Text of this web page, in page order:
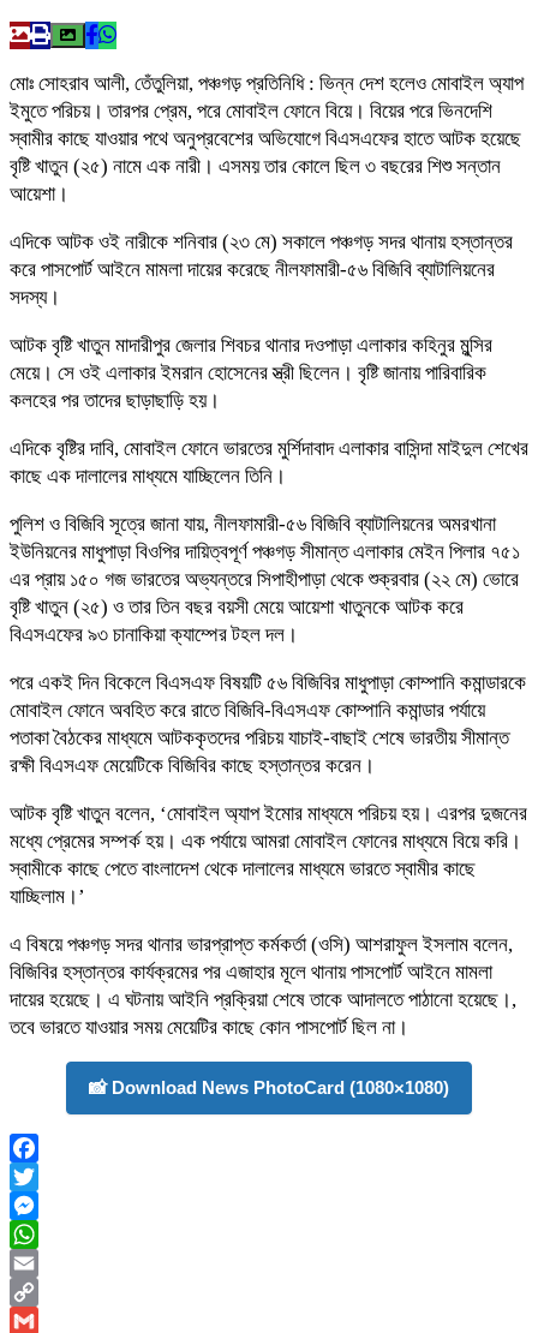
মোঃ সোহরাব আলী, তেঁতুলিয়া, পঞ্চগড় প্রতিনিধি : ভিন্ন দেশ হলেও মোবাইল অ্যাপ
ইমুতে পরিচয়। তারপর প্রেম, পরে মোবাইল ফোনে বিয়ে। বিয়ের পরে ভিনদেশি
স্বামীর কাছে যাওয়ার পথে অনুপ্রবেশের অভিযোগে বিএসএফের হাতে আটক হয়েছে
বৃষ্টি খাতুন (২৫) নামে এক নারী। এসময় তার কোলে ছিল ৩ বছরের শিশু সন্তান
আয়েশা।
এদিকে আটক ওই নারীকে শনিবার (২৩ মে) সকালে পঞ্চগড় সদর থানায় হস্তান্তর
করে পাসপোর্ট আইনে মামলা দায়ের করেছে নীলফামারী-৫৬ বিজিবি ব্যাটালিয়নের
সদস্য।
আটক বৃষ্টি খাতুন মাদারীপুর জেলার শিবচর থানার দওপাড়া এলাকার কহিনুর মুন্সির
মেয়ে। সে ওই এলাকার ইমরান হোসেনের স্ত্রী ছিলেন। বৃষ্টি জানায় পারিবারিক
কলহের পর তাদের ছাড়াছাড়ি হয়।
এদিকে বৃষ্টির দাবি, মোবাইল ফোনে ভারতের মুর্শিদাবাদ এলাকার বাসিন্দা মাইদুল শেখের
কাছে এক দালালের মাধ্যমে যাচ্ছিলেন তিনি।
পুলিশ ও বিজিবি সূত্রে জানা যায়, নীলফামারী-৫৬ বিজিবি ব্যাটালিয়নের অমরখানা
ইউনিয়নের মাধুপাড়া বিওপির দায়িত্বপূর্ণ পঞ্চগড় সীমান্ত এলাকার মেইন পিলার ৭৫১
এর প্রায় ১৫০ গজ ভারতের অভ্যন্তরে সিপাহীপাড়া থেকে শুক্রবার (২২ মে) ভোরে
বৃষ্টি খাতুন (২৫) ও তার তিন বছর বয়সী মেয়ে আয়েশা খাতুনকে আটক করে
বিএসএফের ৯৩ চানাকিয়া ক্যাম্পের টহল দল।
পরে একই দিন বিকেলে বিএসএফ বিষয়টি ৫৬ বিজিবির মাধুপাড়া কোম্পানি কমান্ডারকে
মোবাইল ফোনে অবহিত করে রাতে বিজিবি-বিএসএফ কোম্পানি কমান্ডার পর্যায়ে
পতাকা বৈঠকের মাধ্যমে আটককৃতদের পরিচয় যাচাই-বাছাই শেষে ভারতীয় সীমান্ত
রক্ষী বিএসএফ মেয়েটিকে বিজিবির কাছে হস্তান্তর করেন।
আটক বৃষ্টি খাতুন বলেন, ‘মোবাইল অ্যাপ ইমোর মাধ্যমে পরিচয় হয়। এরপর দুজনের
মধ্যে প্রেমের সম্পর্ক হয়। এক পর্যায়ে আমরা মোবাইল ফোনের মাধ্যমে বিয়ে করি।
স্বামীকে কাছে পেতে বাংলাদেশ থেকে দালালের মাধ্যমে ভারতে স্বামীর কাছে
যাচ্ছিলাম।’
এ বিষয়ে পঞ্চগড় সদর থানার ভারপ্রাপ্ত কর্মকর্তা (ওসি) আশরাফুল ইসলাম বলেন,
বিজিবির হস্তান্তর কার্যক্রমের পর এজাহার মূলে থানায় পাসপোর্ট আইনে মামলা
দায়ের হয়েছে। এ ঘটনায় আইনি প্রক্রিয়া শেষে তাকে আদালতে পাঠানো হয়েছে।,
তবে ভারতে যাওয়ার সময় মেয়েটির কাছে কোন পাসপোর্ট ছিল না।
📸 Download News PhotoCard (1080×1080)
Facebook
Twitter
Messenger
WhatsApp
Email
Copy